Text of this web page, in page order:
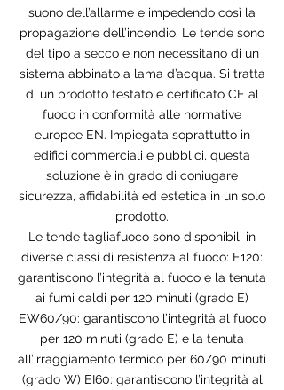
suono dell’allarme e impedendo così la
propagazione dell’incendio. Le tende sono
del tipo a secco e non necessitano di un
sistema abbinato a lama d’acqua. Si tratta
di un prodotto testato e certificato CE al
fuoco in conformità alle normative
europee EN. Impiegata soprattutto in
edifici commerciali e pubblici, questa
soluzione è in grado di coniugare
sicurezza, affidabilità ed estetica in un solo
prodotto.
Le tende tagliafuoco sono disponibili in
diverse classi di resistenza al fuoco: E120:
garantiscono l’integrità al fuoco e la tenuta
ai fumi caldi per 120 minuti (grado E)
EW60/90: garantiscono l’integrità al fuoco
per 120 minuti (grado E) e la tenuta
all’irraggiamento termico per 60/90 minuti
(grado W) EI60: garantiscono l’integrità al